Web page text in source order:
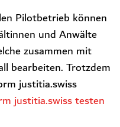
Pilotbetrieb können
und Anwälte
zusammen mit
bearbeiten. Trotzdem
justitia.swiss
justitia.swiss testen